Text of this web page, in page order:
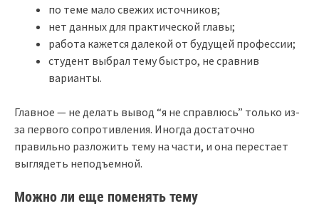
по теме мало свежих источников;
нет данных для практической главы;
работа кажется далекой от будущей профессии;
студент выбрал тему быстро, не сравнив
варианты.
Главное — не делать вывод “я не справлюсь” только из-
за первого сопротивления. Иногда достаточно
правильно разложить тему на части, и она перестает
выглядеть неподъемной.
Можно ли еще поменять тему